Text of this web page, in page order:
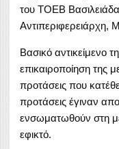
του ΤΟΕΒ
Αντιπεριφερειάρχη,
Βασικό αντικείμενο
επικαιροποίηση της
προτάσεις που
προτάσεις έγιναν
ενσωματωθούν στη
εφικτό.